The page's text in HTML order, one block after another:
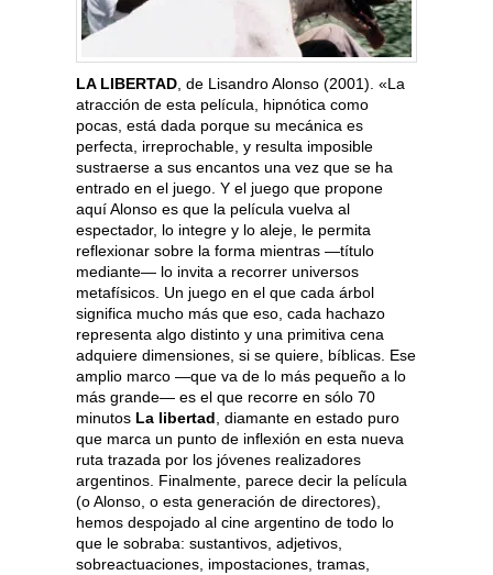
LA LIBERTAD, de Lisandro Alonso (2001). «La
atracción de esta película, hipnótica como
pocas, está dada porque su mecánica es
perfecta, irreprochable, y resulta imposible
sustraerse a sus encantos una vez que se ha
entrado en el juego. Y el juego que propone
aquí Alonso es que la película vuelva al
espectador, lo integre y lo aleje, le permita
reflexionar sobre la forma mientras —título
mediante— lo invita a recorrer universos
metafísicos. Un juego en el que cada árbol
significa mucho más que eso, cada hachazo
representa algo distinto y una primitiva cena
adquiere dimensiones, si se quiere, bíblicas. Ese
amplio marco —que va de lo más pequeño a lo
más grande— es el que recorre en sólo 70
minutos La libertad, diamante en estado puro
que marca un punto de inflexión en esta nueva
ruta trazada por los jóvenes realizadores
argentinos. Finalmente, parece decir la película
(o Alonso, o esta generación de directores),
hemos despojado al cine argentino de todo lo
que le sobraba: sustantivos, adjetivos,
sobreactuaciones, impostaciones, tramas,